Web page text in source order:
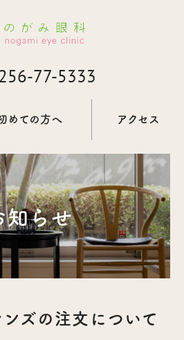
77-5333
めての方へ アクセス
知らせ
ズの注文について